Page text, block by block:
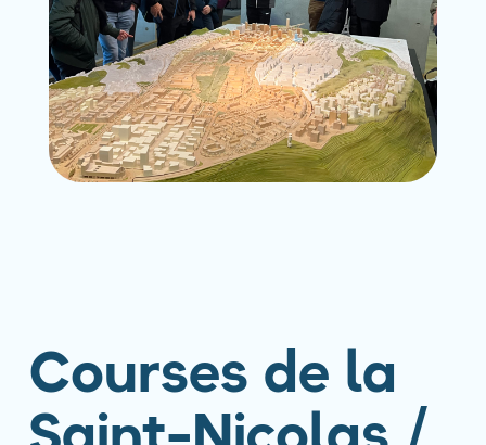
Courses de la